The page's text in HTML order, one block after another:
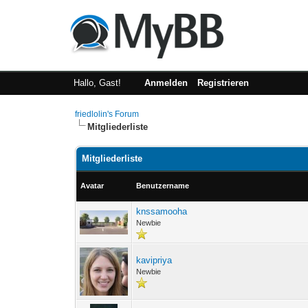
Hallo, Gast! Anmelden Registrieren
friedlolin's Forum
Mitgliederliste
Mitgliederliste
Avatar Benutzername
knssamooha
Newbie
kavipriya
Newbie